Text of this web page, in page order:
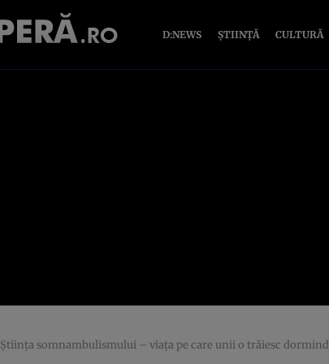
D:NEWS ȘTIINȚĂ CULTURĂ
Ştiinţa somnambulismului – viaţa pe care unii o trăiesc dormind